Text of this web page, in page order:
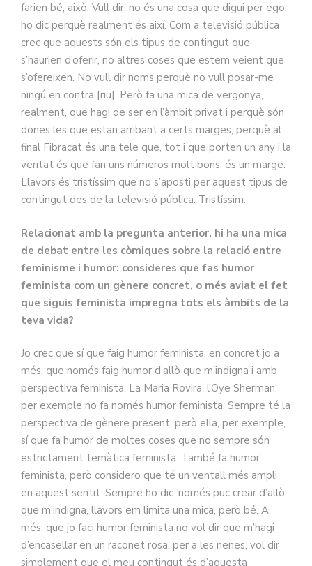
farien bé, això. Vull dir, no és una cosa que digui per ego:
ho dic perquè realment és així. Com a televisió pública
crec que aquests són els tipus de contingut que
s’haurien d’oferir, no altres coses que estem veient que
s’ofereixen. No vull dir noms perquè no vull posar-me
ningú en contra [riu]. Però fa una mica de vergonya,
realment, que hagi de ser en l’àmbit privat i perquè són
dones les que estan arribant a certs marges, perquè al
final Fibracat és una tele que, tot i que porten un any i la
veritat és que fan uns números molt bons, és un marge.
Llavors és tristíssim que no s’aposti per aquest tipus de
contingut des de la televisió pública. Tristíssim.
Relacionat amb la pregunta anterior, hi ha una mica
de debat entre les còmiques sobre la relació entre
feminisme i humor: consideres que fas humor
feminista com un gènere concret, o més aviat el fet
que siguis feminista impregna tots els àmbits de la
teva vida?
Jo crec que sí que faig humor feminista, en concret jo a
més, que només faig humor d’allò que m’indigna i amb
perspectiva feminista. La Maria Rovira, l’Oye Sherman,
per exemple no fa només humor feminista. Sempre té la
perspectiva de gènere present, però ella, per exemple,
sí que fa humor de moltes coses que no sempre són
estrictament temàtica feminista. També fa humor
feminista, però considero que té un ventall més ampli
en aquest sentit. Sempre ho dic: només puc crear d’allò
que m’indigna, llavors em limita una mica, però bé. A
més, que jo faci humor feminista no vol dir que m’hagi
d’encasellar en un raconet rosa, per a les nenes, vol dir
simplement que el meu contingut és d’aquesta